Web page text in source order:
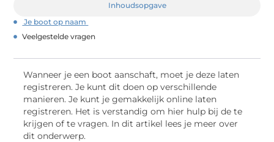
Inhoudsopgave
Je boot op naam
Veelgestelde vragen
Wanneer je een boot aanschaft, moet je deze laten
registreren. Je kunt dit doen op verschillende
manieren. Je kunt je gemakkelijk online laten
registreren. Het is verstandig om hier hulp bij de te
krijgen of te vragen. In dit artikel lees je meer over
dit onderwerp.